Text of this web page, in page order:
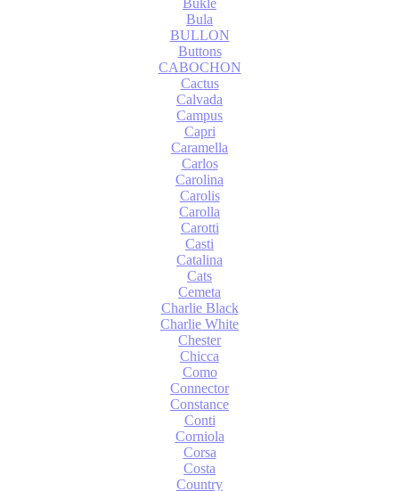
Bula
BULLON
Buttons
CABOCHON
Cactus
Calvada
Campus
Capri
Caramella
Carlos
Carolina
Carolis
Carolla
Carotti
Casti
Catalina
Cats
Cemeta
Charlie Black
Charlie White
Chester
Chicca
Como
Connector
Constance
Conti
Corniola
Corsa
Costa
Country